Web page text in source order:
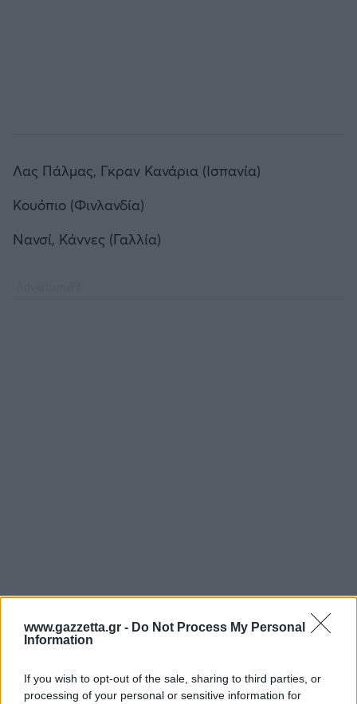
www.gazzetta.gr - Do Not Process My Personal
Information
If you wish to opt-out of the sale, sharing to third parties, or
processing of your personal or sensitive information for
Λας Πάλμας, Γκραν Κανάρια (Ισπανία)
Κουόπιο (Φινλανδία)
Νανσί, Κάννες (Γαλλία)